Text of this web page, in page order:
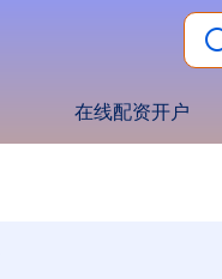
在线配资开户